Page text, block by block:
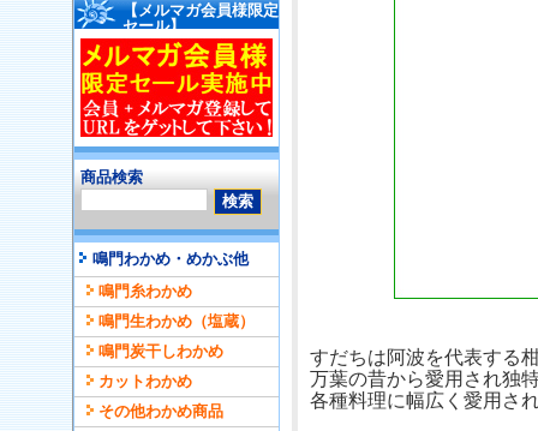
【メルマガ会員様限定
セール】
商品検索
鳴門わかめ・めかぶ他
鳴門糸わかめ
鳴門生わかめ（塩蔵）
鳴門炭干しわかめ
カットわかめ
その他わかめ商品
すだちは阿波を代表する
万葉の昔から愛用され独
各種料理に幅広く愛用さ